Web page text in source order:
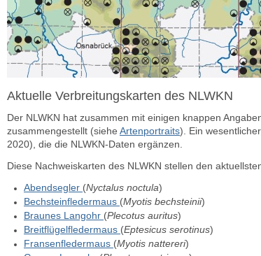
Aktuelle Verbreitungskarten des NLWKN
Der NLWKN hat zusammen mit einigen knappen
zusammengestellt (siehe Artenportraits). Ein
2020), die die NLWKN-Daten ergänzen.
Diese Nachweiskarten des NLWKN stellen den
Abendsegler (Nyctalus noctula)
Bechsteinfledermaus (Myotis bechsteinii)
Braunes Langohr (Plecotus auritus)
Breitflügelfledermaus (Eptesicus serotinus)
Fransenfledermaus (Myotis nattereri)